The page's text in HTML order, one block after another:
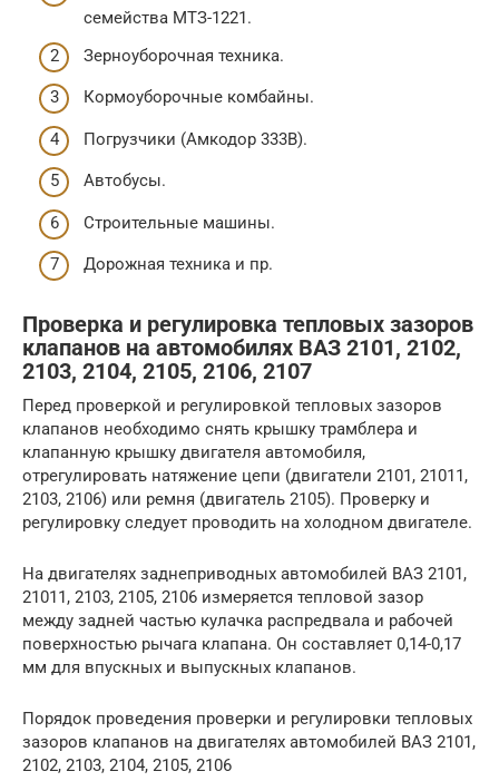
семейства МТЗ-1221.
Зерноуборочная техника.
Кормоуборочные комбайны.
Погрузчики (Амкодор 333В).
Автобусы.
Строительные машины.
Дорожная техника и пр.
Проверка и регулировка тепловых зазоров
клапанов на автомобилях ВАЗ 2101, 2102,
2103, 2104, 2105, 2106, 2107
Перед проверкой и регулировкой тепловых зазоров
клапанов необходимо снять крышку трамблера и
клапанную крышку двигателя автомобиля,
отрегулировать натяжение цепи (двигатели 2101, 21011,
2103, 2106) или ремня (двигатель 2105). Проверку и
регулировку следует проводить на холодном двигателе.
На двигателях заднеприводных автомобилей ВАЗ 2101,
21011, 2103, 2105, 2106 измеряется тепловой зазор
между задней частью кулачка распредвала и рабочей
поверхностью рычага клапана. Он составляет 0,14-0,17
мм для впускных и выпускных клапанов.
Порядок проведения проверки и регулировки тепловых
зазоров клапанов на двигателях автомобилей ВАЗ 2101,
2102, 2103, 2104, 2105, 2106